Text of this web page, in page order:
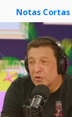
Notas Cortas